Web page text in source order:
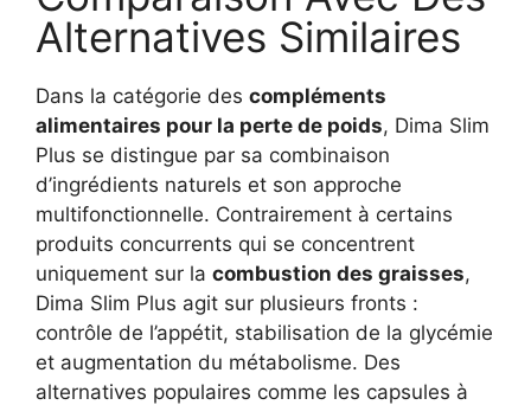
Alternatives Similaires
Dans la catégorie des compléments
alimentaires pour la perte de poids, Dima Slim
Plus se distingue par sa combinaison
d’ingrédients naturels et son approche
multifonctionnelle. Contrairement à certains
produits concurrents qui se concentrent
uniquement sur la combustion des graisses,
Dima Slim Plus agit sur plusieurs fronts :
contrôle de l’appétit, stabilisation de la glycémie
et augmentation du métabolisme. Des
alternatives populaires comme les capsules à